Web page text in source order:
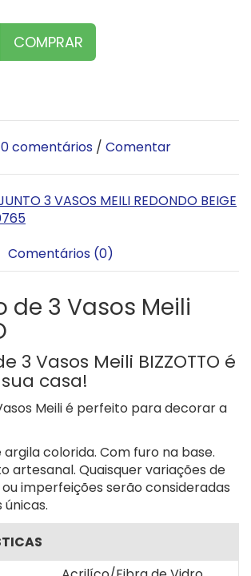
COMPRAR
0 comentários / Comentar
3 VASOS MEILI REDONDO BEIGE
Comentários (0)
de 3 Vasos Meili
3 Vasos Meili BIZZOTTO é
casa!
Meili é perfeito para decorar a
argila colorida. Com furo na base.
artesanal. Quaisquer variações de
imperfeições serão consideradas